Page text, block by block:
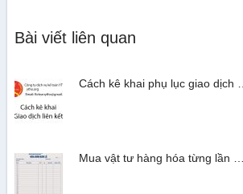
Bài viết liên quan
Cách kê khai phụ lục giao dịch …
Mua vật tư hàng hóa từng lần …